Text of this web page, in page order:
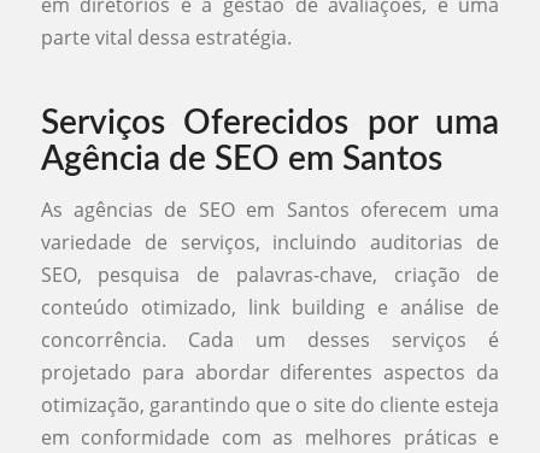
parte vital dessa estratégia.
Serviços Oferecidos por uma
Agência de SEO em Santos
As agências de SEO em Santos oferecem uma
variedade de serviços, incluindo auditorias de
SEO, pesquisa de palavras-chave, criação de
conteúdo otimizado, link building e análise de
concorrência. Cada um desses serviços é
projetado para abordar diferentes aspectos da
otimização, garantindo que o site do cliente esteja
em conformidade com as melhores práticas e